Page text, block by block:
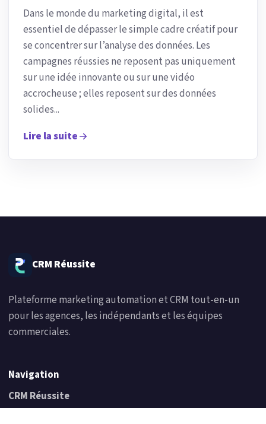
Dans le monde du marketing digital, il est
essentiel de dépasser le simple cadre créatif pour
se concentrer sur l’analyse des données. Les
campagnes réussies ne reposent pas uniquement
sur une idée innovante ou sur une vidéo
accrocheuse ; elles reposent sur des données
solides...
Lire la suite
CRM Réussite
Plateforme marketing automation et CRM tout-en-un
pour les agences, les indépendants et les équipes
commerciales.
Navigation
CRM Réussite